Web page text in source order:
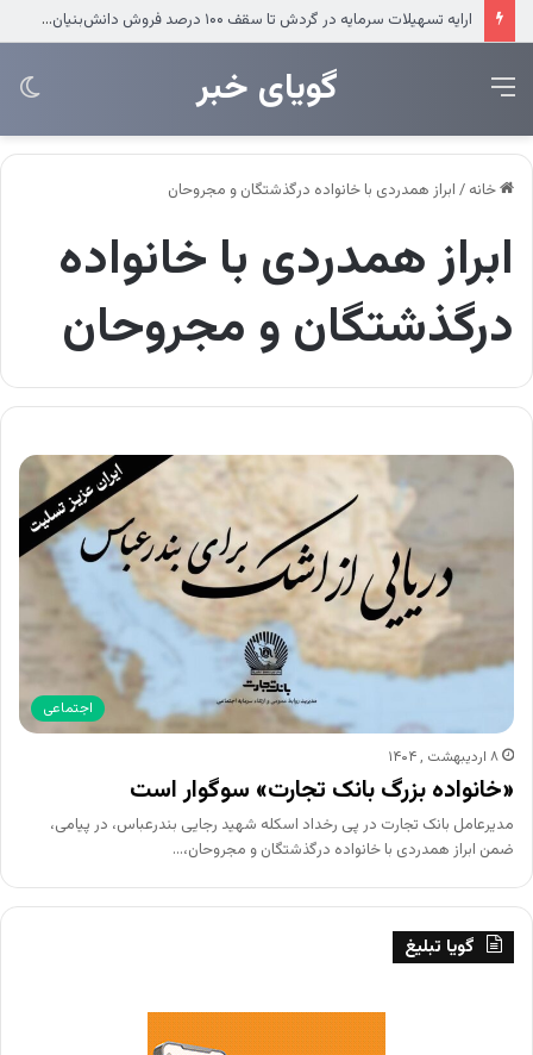
ارایه تسهیلات سرمایه در گردش تا سقف ۱۰۰ درصد فروش دانش‌بنیان‌ها
‌‌‌گویای خبر منو
خانه / ابراز همدردی با خانواده درگذشتگان و مجروحان
ابراز همدردی با خانواده
درگذشتگان و مجروحان
اجتماعی
۸ اردیبهشت , ۱۴۰۴
«خانواده بزرگ بانک تجارت» سوگوار است
مدیرعامل بانک تجارت در پی رخداد اسکله شهید رجایی بندرعباس، در پیامی،
ضمن ابراز همدردی با خانواده درگذشتگان و مجروحان،…
گویا تبلیغ